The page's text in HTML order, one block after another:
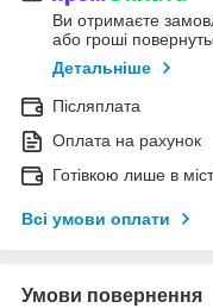
Ви отримаєте
або гроші
Детальніше
Післяплата
Оплата на рахунок
Готівкою лише в
Всі умови оплати
Умови повернення